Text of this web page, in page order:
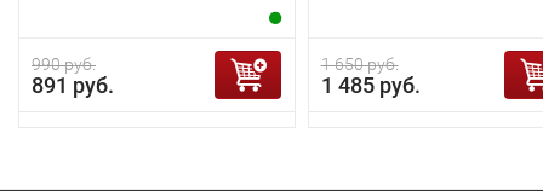
990 руб.
891 руб.
1 650 руб.
1 485 руб.